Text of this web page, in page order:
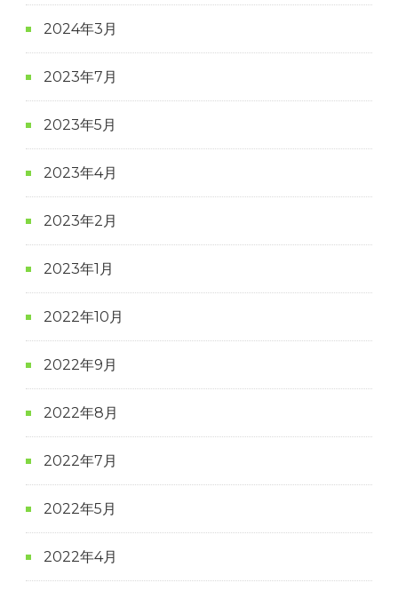
2024年3月
2023年7月
2023年5月
2023年4月
2023年2月
2023年1月
2022年10月
2022年9月
2022年8月
2022年7月
2022年5月
2022年4月